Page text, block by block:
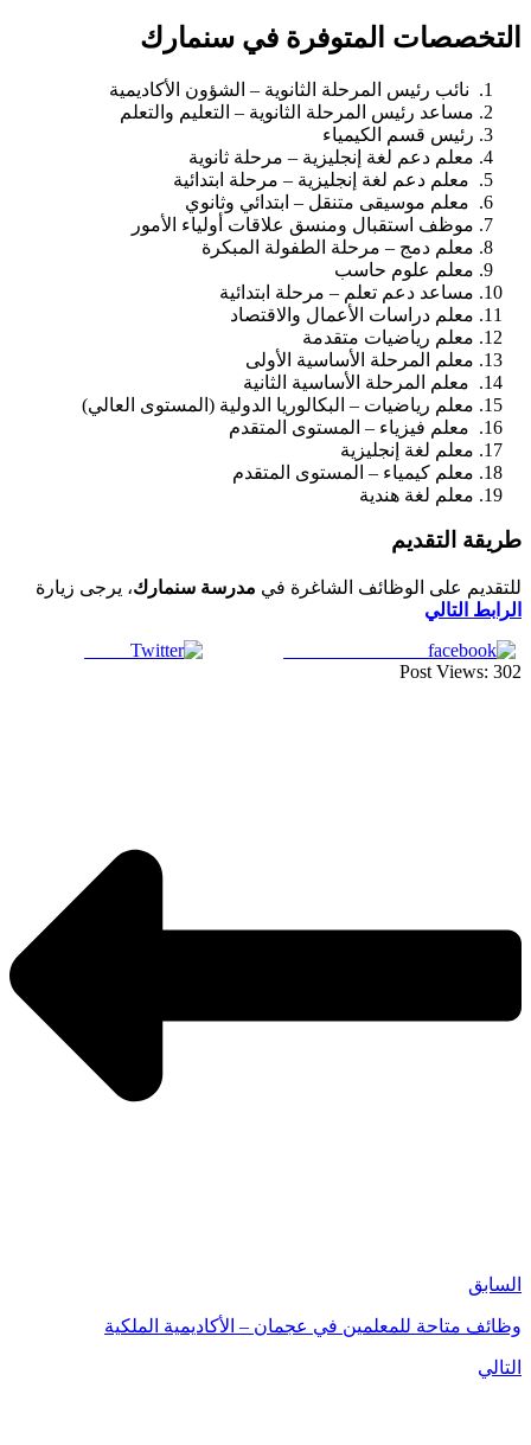
التخصصات المتوفرة في سنمارك
نائب رئيس المرحلة الثانوية – الشؤون الأكاديمية
مساعد رئيس المرحلة الثانوية – التعليم والتعلم
رئيس قسم الكيمياء
معلم دعم لغة إنجليزية – مرحلة ثانوية
معلم دعم لغة إنجليزية – مرحلة ابتدائية
معلم موسيقى متنقل – ابتدائي وثانوي
موظف استقبال ومنسق علاقات أولياء الأمور
معلم دمج – مرحلة الطفولة المبكرة
معلم علوم حاسب
مساعد دعم تعلم – مرحلة ابتدائية
معلم دراسات الأعمال والاقتصاد
معلم رياضيات متقدمة
معلم المرحلة الأساسية الأولى
معلم المرحلة الأساسية الثانية
معلم رياضيات – البكالوريا الدولية (المستوى العالي)
معلم فيزياء – المستوى المتقدم
معلم لغة إنجليزية
معلم كيمياء – المستوى المتقدم
معلم لغة هندية
طريقة التقديم
للتقديم على الوظائف الشاغرة في مدرسة سنمارك، يرجى زيارة
الرابط التالي
Post Views: 302
السابق
وظائف متاحة للمعلمين في عجمان – الأكاديمية الملكية
التالي